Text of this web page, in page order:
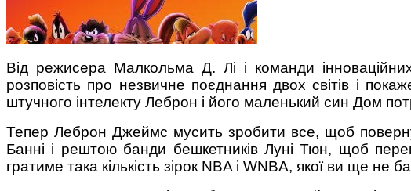
Поради багатодітної мами:
особистісний розвиток в
декреті
Ми запитали у зіркових
мам, яка вона - мамаWOW
Від режисера Малкольма Д. Лі і команди
розповість про незвичне поєднання двох світів і
штучного інтелекту Леброн і його маленький син Дом
Тепер Леброн Джеймс мусить зробити все, щоб
Банні і рештою банди бешкетників Луні Тюн, щоб
гратиме така кількість зірок NBA і WNBA, якої ви ще не